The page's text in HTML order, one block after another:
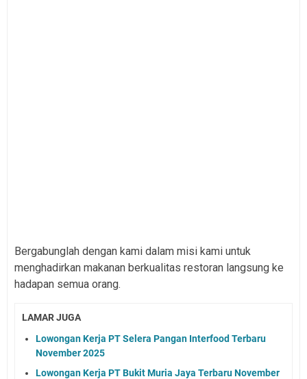
Bergabunglah dengan kami dalam misi kami untuk
menghadirkan makanan berkualitas restoran langsung ke
hadapan semua orang.
LAMAR JUGA
Lowongan Kerja PT Selera Pangan Interfood Terbaru
November 2025
Lowongan Kerja PT Bukit Muria Jaya Terbaru November